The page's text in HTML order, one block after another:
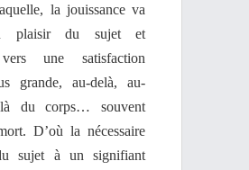
la jouissance va
plaisir du sujet et
une satisfaction
grande, au-delà, au-
du corps… souvent
D’où la nécessaire
sujet à un signifiant